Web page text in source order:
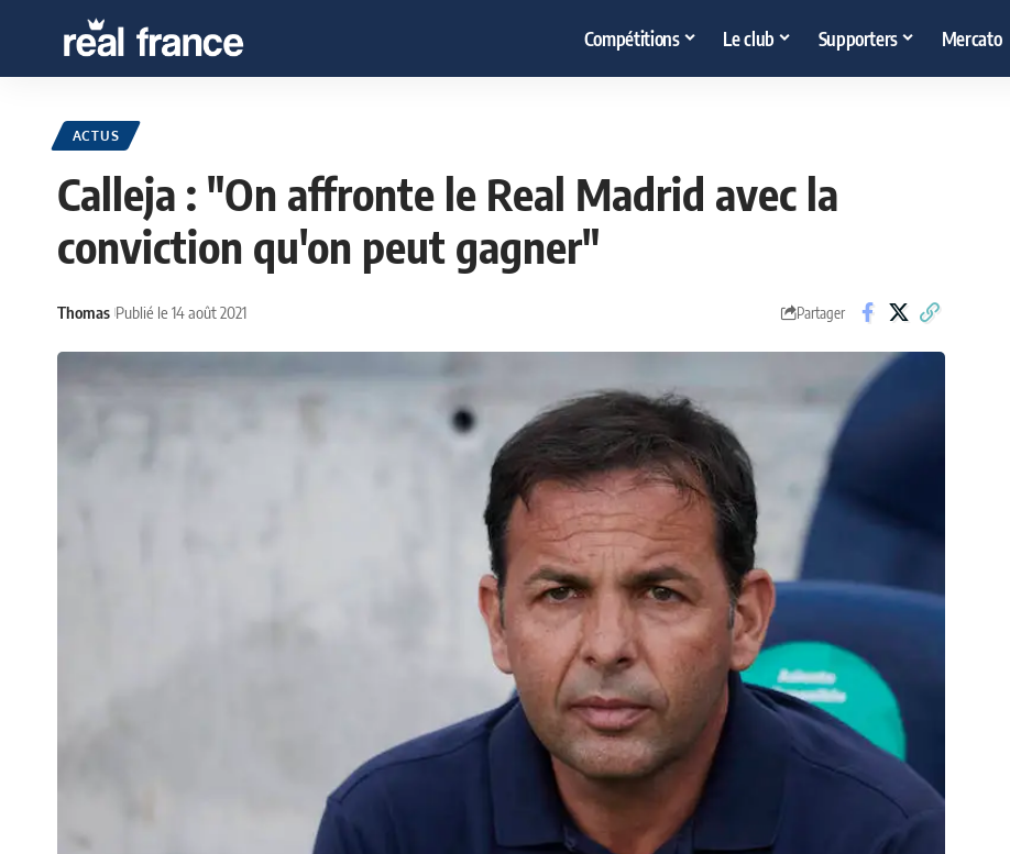
Compétitions Le club Supporters Mercato
ACTUS
Calleja : "On affronte le Real Madrid avec la
conviction qu'on peut gagner"
Thomas Publié le 14 août 2021 Partager